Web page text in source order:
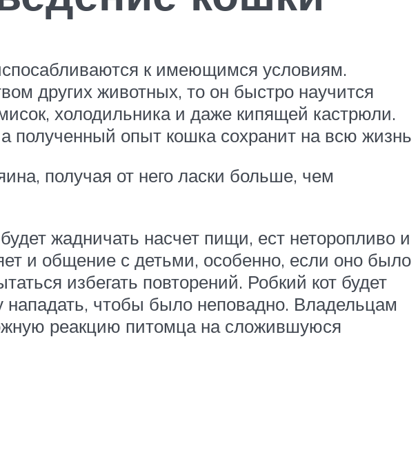
к имеющимся условиям.
других животных, то он быстро научится
холодильника и даже кипящей кастрюли.
полученный опыт кошка сохранит на всю жизнь
получая от него ласки больше, чем
жадничать насчет пищи, ест неторопливо и
и общение с детьми, особенно, если оно было
избегать повторений. Робкий кот будет
нападать, чтобы было неповадно. Владельцам
реакцию питомца на сложившуюся